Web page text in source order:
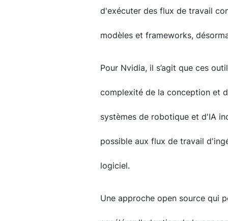
d'exécuter des flux de travail
modèles et frameworks,
Pour Nvidia, il s’agit que ces
complexité de la conception et
systèmes de robotique et d'IA
possible aux flux de travail
logiciel.
Une approche open source qui